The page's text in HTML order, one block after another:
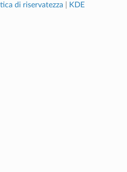
di riservatezza
KDE